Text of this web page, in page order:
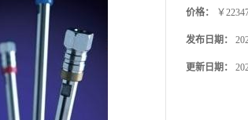
价格： ￥
发布日期：
更新日期：